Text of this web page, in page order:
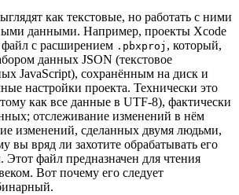
как текстовые, но работать с ними
данными. Например, проекты Xcode
файл с расширением .pbxproj , который,
данных JSON (текстовое
JavaScript), сохранённым на диск и
настройки проекта. Технически это
как все данные в UTF-8), фактически
отслеживание изменений в нём
изменений, сделанных двумя людьми,
вы вряд ли захотите обрабатывать его
Этот файл предназначен для чтения
Вот почему его следует